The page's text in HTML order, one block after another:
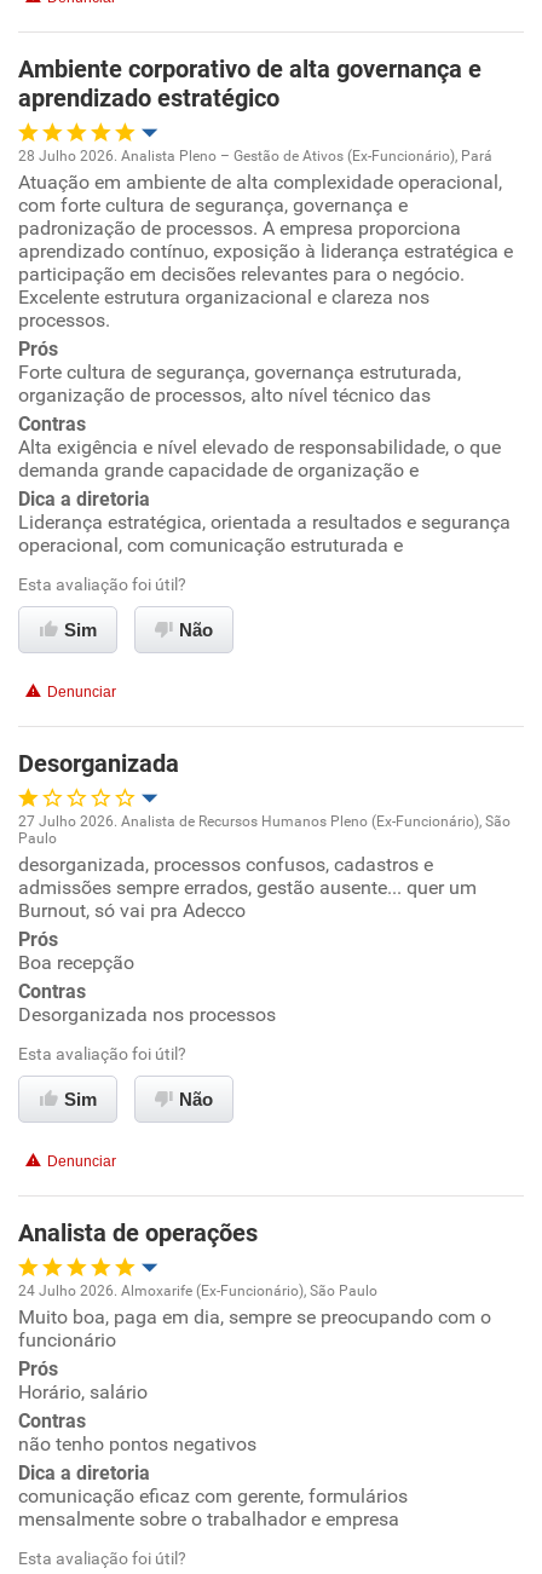
Benefícios
Recomenda esta empresa
Recomenda a diretoria
Ambiente corporativo de alta governança e
aprendizado estratégico
Oportunidade de promoção
Ambiente de trabalho
Conciliação com a vida familiar
Benefícios
Recomenda esta empresa
Recomenda a diretoria
28 Julho 2026. Analista Pleno – Gestão de Ativos (Ex-Funcionário), Pará
Atuação em ambiente de alta complexidade operacional,
com forte cultura de segurança, governança e
padronização de processos. A empresa proporciona
aprendizado contínuo, exposição à liderança estratégica e
participação em decisões relevantes para o negócio.
Excelente estrutura organizacional e clareza nos
processos.
Prós
Forte cultura de segurança, governança estruturada,
organização de processos, alto nível técnico das
Contras
Alta exigência e nível elevado de responsabilidade, o que
demanda grande capacidade de organização e
Dica a diretoria
Liderança estratégica, orientada a resultados e segurança
operacional, com comunicação estruturada e
Esta avaliação foi útil?
Sim Não
Denunciar
Desorganizada
Oportunidade de promoção
Ambiente de trabalho
Conciliação com a vida familiar
Benefícios
Não recomenda esta empresa
Recomenda a diretoria
27 Julho 2026. Analista de Recursos Humanos Pleno (Ex-Funcionário), São
Paulo
desorganizada, processos confusos, cadastros e
admissões sempre errados, gestão ausente... quer um
Burnout, só vai pra Adecco
Prós
Boa recepção
Contras
Desorganizada nos processos
Esta avaliação foi útil?
Sim Não
Denunciar
Analista de operações
Oportunidade de promoção
Ambiente de trabalho
Conciliação com a vida familiar
Benefícios
Recomenda esta empresa
24 Julho 2026. Almoxarife (Ex-Funcionário), São Paulo
Muito boa, paga em dia, sempre se preocupando com o
funcionário
Prós
Horário, salário
Contras
não tenho pontos negativos
Dica a diretoria
comunicação eficaz com gerente, formulários
mensalmente sobre o trabalhador e empresa
Esta avaliação foi útil?